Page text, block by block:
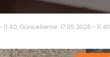
Güncelleme: 17.05.2026 - 11:40